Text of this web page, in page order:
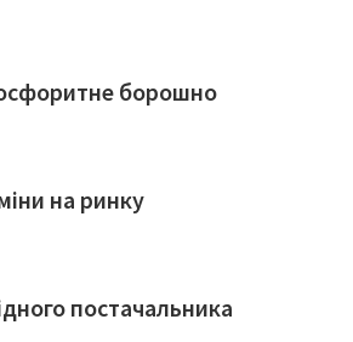
борошно
на ринку
постачальника